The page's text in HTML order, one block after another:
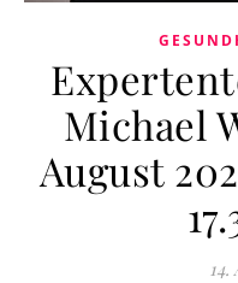
Michael
August